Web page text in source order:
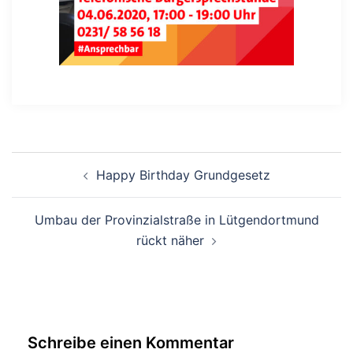
Happy Birthday Grundgesetz
Umbau der Provinzialstraße in Lütgendortmund
rückt näher
Schreibe einen Kommentar